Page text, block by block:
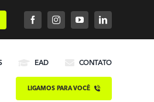
EAD CONTATO
LIGAMOS PARA VOCÊ